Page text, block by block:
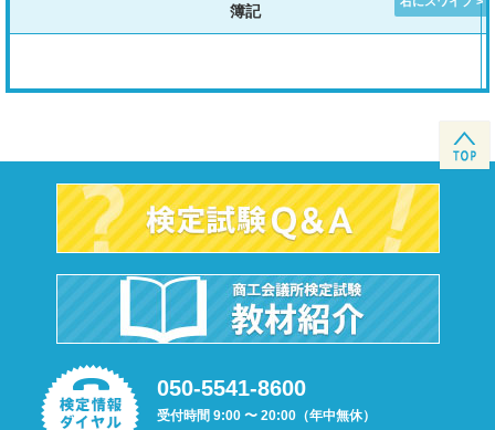
簿記
050-5541-8600
受付時間 9:00 〜 20:00（年中無休）